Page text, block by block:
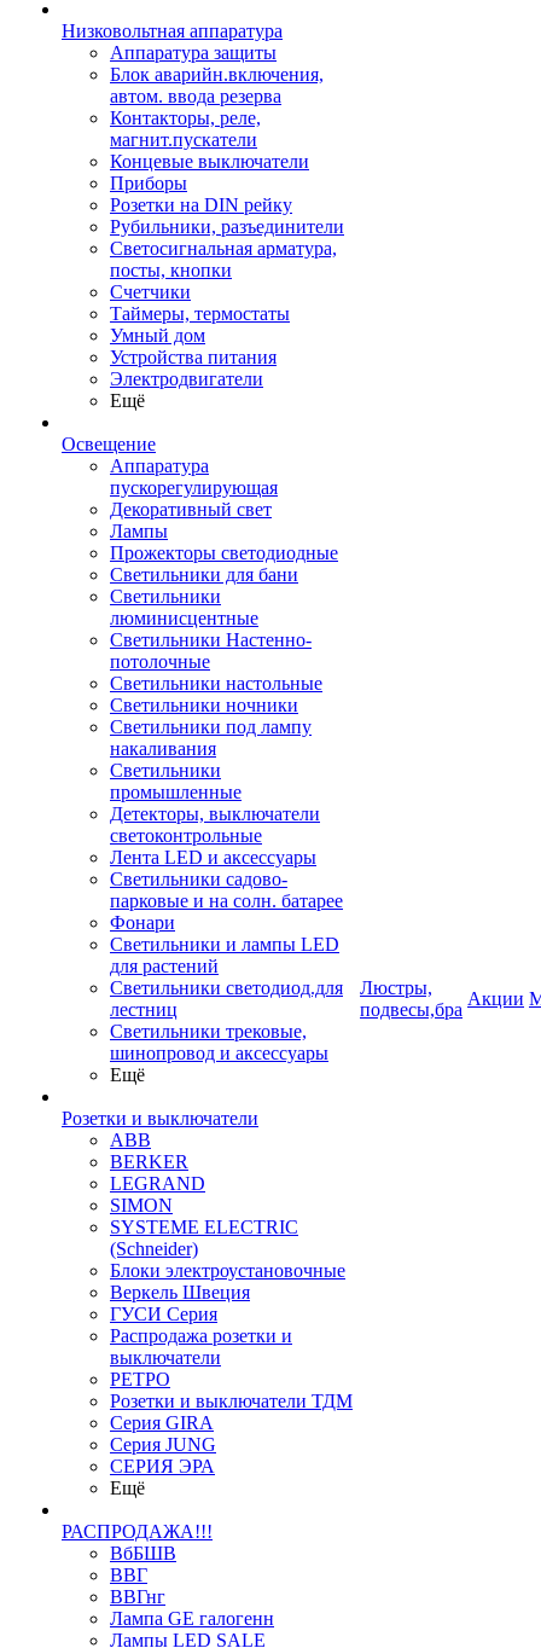
Низковольтная аппаратура
Аппаратура защиты
Блок аварийн.включения,
автом. ввода резерва
Контакторы, реле,
магнит.пускатели
Концевые выключатели
Приборы
Розетки на DIN рейку
Рубильники, разъединители
Светосигнальная арматура,
посты, кнопки
Счетчики
Таймеры, термостаты
Умный дом
Устройства питания
Электродвигатели
Ещё
Освещение
Аппаратура
пускорегулирующая
Декоративный свет
Лампы
Прожекторы светодиодные
Светильники для бани
Светильники
люминисцентные
Светильники Настенно-
потолочные
Светильники настольные
Светильники ночники
Светильники под лампу
накаливания
Светильники
промышленные
Детекторы, выключатели
светоконтрольные
Лента LED и аксессуары
Светильники садово-
парковые и на солн. батарее
Фонари
Светильники и лампы LED
для растений
Светильники светодиод.для
лестниц
Светильники трековые,
шинопровод и аксессуары
Ещё
Розетки и выключатели
ABB
BERKER
LEGRAND
SIMON
SYSTEME ELECTRIC
(Schneider)
Блоки электроустановочные
Веркель Швеция
ГУСИ Серия
Распродажа розетки и
выключатели
РЕТРО
Розетки и выключатели ТДМ
Серия GIRA
Серия JUNG
СЕРИЯ ЭРА
Ещё
РАСПРОДАЖА!!!
ВбБШВ
ВВГ
ВВГнг
Лампа GE галогенн
Лампы LED SALE
Люстры,
подвесы,бра
Акции